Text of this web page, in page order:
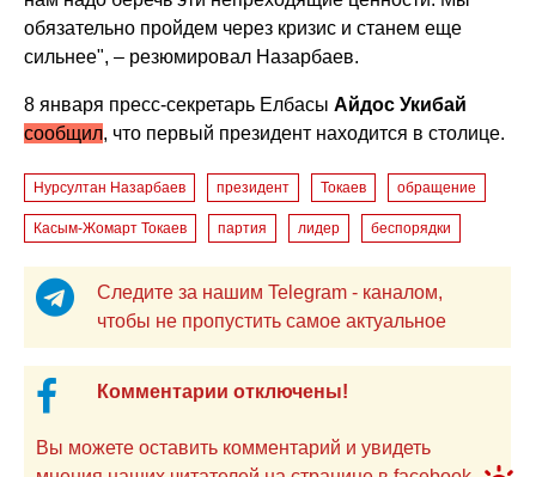
обязательно пройдем через кризис и станем еще
сильнее", – резюмировал Назарбаев.
8 января пресс-секретарь ЕлбасыАйдос Укибай
сообщил, что первый президент находится в столице.
Нурсултан Назарбаев президент Токаев обращение
Касым-Жомарт Токаев партия лидер беспорядки
Следите за нашим Telegram - каналом,
чтобы не пропустить самое актуальное
Комментарии отключены!
Вы можете оставить комментарий и увидеть